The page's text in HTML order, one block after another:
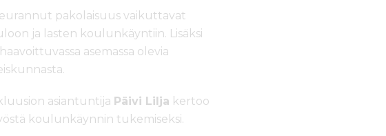
pakolaisuus vaikuttavat
ja lasten koulunkäyntiin. Lisäksi
asemassa olevia
asiantuntija Päivi Lilja kertoo
koulunkäynnin tukemiseksi.